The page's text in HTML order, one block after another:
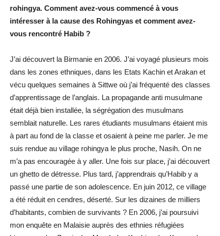
rohingya. Comment avez-vous commencé à vous
intéresser à la cause des Rohingyas et comment avez-
vous rencontré Habib ?
J’ai découvert la Birmanie en 2006. J’ai voyagé plusieurs mois
dans les zones ethniques, dans les Etats Kachin et Arakan et
vécu quelques semaines à Sittwe où j’ai fréquenté des classes
d’apprentissage de l’anglais. La propagande anti musulmane
était déjà bien installée, la ségrégation des musulmans
semblait naturelle. Les rares étudiants musulmans étaient mis
à part au fond de la classe et osaient à peine me parler. Je me
suis rendue au village rohingya le plus proche, Nasih. On ne
m’a pas encouragée à y aller. Une fois sur place, j’ai découvert
un ghetto de détresse. Plus tard, j’apprendrais qu’Habib y a
passé une partie de son adolescence. En juin 2012, ce village
a été réduit en cendres, déserté. Sur les dizaines de milliers
d’habitants, combien de survivants ? En 2006, j’ai poursuivi
mon enquête en Malaisie auprès des ethnies réfugiées